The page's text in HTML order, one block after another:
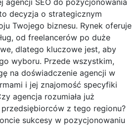
decyzja o strategicznym
Twojego biznesu. Rynek oferuje
od freelancerów po duże
dlatego kluczowe jest, aby
wyboru. Przede wszystkim,
na doświadczenie agencji w
i jej znajomość specyfiki
agencja rozumiała już
z tego regionu?
sukcesy w pozycjonowaniu